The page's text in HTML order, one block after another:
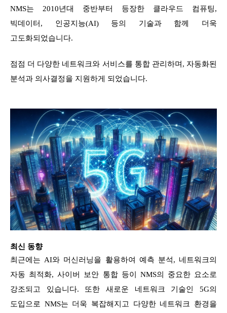
NMS는 2010년대 중반부터 등장한 클라우드 컴퓨팅,
빅데이터, 인공지능(AI) 등의 기술과 함께 더욱
고도화되었습니다.
점점 더 다양한 네트워크와 서비스를 통합 관리하며, 자동화된
분석과 의사결정을 지원하게 되었습니다.
최신 동향
최근에는 AI와 머신러닝을 활용하여 예측 분석, 네트워크의
자동 최적화, 사이버 보안 통합 등이 NMS의 중요한 요소로
강조되고 있습니다. 또한 새로운 네트워크 기술인 5G의
도입으로 NMS는 더욱 복잡해지고 다양한 네트워크 환경을